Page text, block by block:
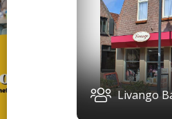
Livango